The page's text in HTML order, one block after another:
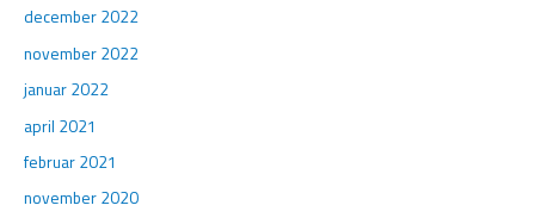
december 2022
november 2022
januar 2022
april 2021
februar 2021
november 2020